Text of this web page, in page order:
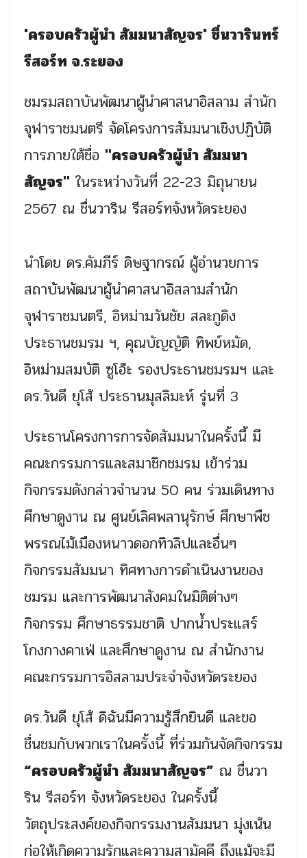
'ครอบครัวผู้นำ สัมมนาสัญจร' ชื่นวารินทร์
รีสอร์ท จ.ระยอง
ชมรมสถาบันพัฒนาผู้นำศาสนาอิสลาม สำนัก
จุฬาราชมนตรี จัดโครงการสัมมนาเชิงปฏิบัติ
การภายใต้ชื่อ "ครอบครัวผู้นำ สัมมนา
สัญจร" ในระหว่างวันที่ 22-23 มิถุนายน
2567 ณ ชื่นวาริน รีสอร์ทจังหวัดระยอง
นำโดย ดร.คัมภีร์ ดิษฐากรณ์ ผู้อำนวยการ
สถาบันพัฒนาผู้นำศาสนาอิสลามสำนัก
จุฬาราชมนตรี, อิหม่ามวันชัย สละกูดิง
ประธานชมรม ฯ, คุณบัญญัติ ทิพย์หมัด,
อิหม่ามสมบัติ ซูโอ๊ะ รองประธานชมรมฯ และ
ดร.วันดี ยุโส้ ประธานมุสลิมะห์ รุ่นที่ 3
ประธานโครงการการจัดสัมมนาในครั้งนี้ มี
คณะกรรมการและสมาชิกชมรม เข้าร่วม
กิจกรรมดังกล่าวจำนวน 50 คน ร่วมเดินทาง
ศึกษาดูงาน ณ ศูนย์เลิศพลานุรักษ์ ศึกษาพืช
พรรณไม้เมืองหนาวดอกทิวลิปและอื่นๆ
กิจกรรมสัมมนา ทิศทางการดำเนินงานของ
ชมรม และการพัฒนาสังคมในมิติต่างๆ
กิจกรรม ศึกษาธรรมชาติ ปากน้ำประแสร์
โกงกางคาเฟ่ และศึกษาดูงาน ณ สำนักงาน
คณะกรรมการอิสลามประจำจังหวัดระยอง
ดร.วันดี ยุโส้ ดิฉันมีความรู้สึกยินดี และขอ
ชื่นชมกับพวกเราในครั้งนี้ ที่ร่วมกันจัดกิจกรรม
“ครอบครัวผู้นำ สัมมนาสัญจร” ณ ชื่นวา
ริน รีสอร์ท จังหวัดระยอง ในครั้งนี้
วัตถุประสงค์ของกิจกรรมงานสัมมนา มุ่งเน้น
ก่อให้เกิดความรักและความสามัคคี ถึงแม้จะมี